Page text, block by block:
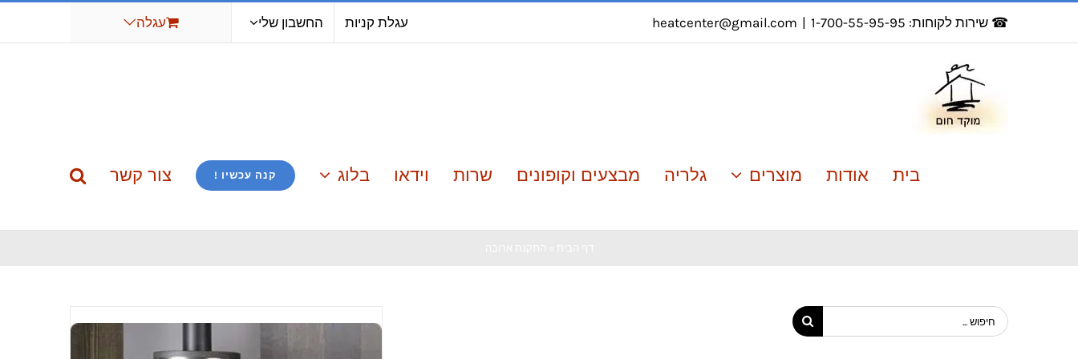
☎ שירות לקוחות: 1-700-55-95-95 |
heatcenter@gmail.com עגלת קניות החשבון שלי עגלה
בית אודות מוצרים גלריה מבצעים וקופונים שרות וידאו בלוג קנה עכשיו ! צור קשר
חיפוש...